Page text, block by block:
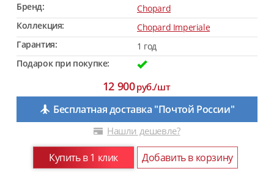
Бренд:
Chopard
Коллекция:
Chopard Imperiale
Гарантия:
1 год
Подарок при покупке:
12 900руб./шт
Бесплатная доставка "Почтой России"
Нашли дешевле?
Купить в 1 клик Добавить в корзину